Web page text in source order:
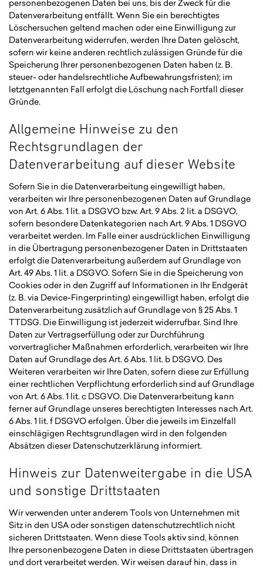
personenbezogenen Daten bei uns, bis der Zweck für die
Datenverarbeitung entfällt. Wenn Sie ein berechtigtes
Löschersuchen geltend machen oder eine Einwilligung zur
Datenverarbeitung widerrufen, werden Ihre Daten gelöscht,
sofern wir keine anderen rechtlich zulässigen Gründe für die
Speicherung Ihrer personenbezogenen Daten haben (z. B.
steuer- oder handelsrechtliche Aufbewahrungsfristen); im
letztgenannten Fall erfolgt die Löschung nach Fortfall dieser
Gründe.
Allgemeine Hinweise zu den
Rechtsgrundlagen der
Datenverarbeitung auf dieser Website
Sofern Sie in die Datenverarbeitung eingewilligt haben,
verarbeiten wir Ihre personenbezogenen Daten auf Grundlage
von Art. 6 Abs. 1 lit. a DSGVO bzw. Art. 9 Abs. 2 lit. a DSGVO,
sofern besondere Datenkategorien nach Art. 9 Abs. 1 DSGVO
verarbeitet werden. Im Falle einer ausdrücklichen Einwilligung
in die Übertragung personenbezogener Daten in Drittstaaten
erfolgt die Datenverarbeitung außerdem auf Grundlage von
Art. 49 Abs. 1 lit. a DSGVO. Sofern Sie in die Speicherung von
Cookies oder in den Zugriff auf Informationen in Ihr Endgerät
(z. B. via Device-Fingerprinting) eingewilligt haben, erfolgt die
Datenverarbeitung zusätzlich auf Grundlage von § 25 Abs. 1
TTDSG. Die Einwilligung ist jederzeit widerrufbar. Sind Ihre
Daten zur Vertragserfüllung oder zur Durchführung
vorvertraglicher Maßnahmen erforderlich, verarbeiten wir Ihre
Daten auf Grundlage des Art. 6 Abs. 1 lit. b DSGVO. Des
Weiteren verarbeiten wir Ihre Daten, sofern diese zur Erfüllung
einer rechtlichen Verpflichtung erforderlich sind auf Grundlage
von Art. 6 Abs. 1 lit. c DSGVO. Die Datenverarbeitung kann
ferner auf Grundlage unseres berechtigten Interesses nach Art.
6 Abs. 1 lit. f DSGVO erfolgen. Über die jeweils im Einzelfall
einschlägigen Rechtsgrundlagen wird in den folgenden
Absätzen dieser Datenschutzerklärung informiert.
Hinweis zur Datenweitergabe in die USA
und sonstige Drittstaaten
Wir verwenden unter anderem Tools von Unternehmen mit
Sitz in den USA oder sonstigen datenschutzrechtlich nicht
sicheren Drittstaaten. Wenn diese Tools aktiv sind, können
Ihre personenbezogene Daten in diese Drittstaaten übertragen
und dort verarbeitet werden. Wir weisen darauf hin, dass in